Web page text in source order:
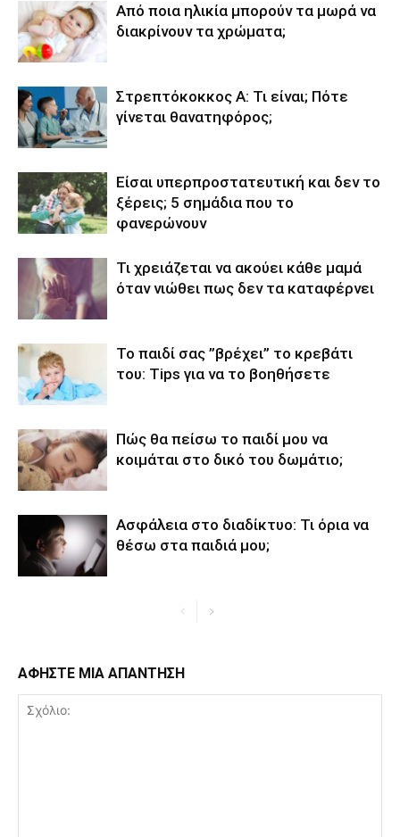
Από ποια ηλικία μπορούν τα μωρά να
διακρίνουν τα χρώματα;
Στρεπτόκοκκος Α: Τι είναι; Πότε
γίνεται θανατηφόρος;
Είσαι υπερπροστατευτική και δεν το
ξέρεις; 5 σημάδια που το
φανερώνουν
Τι χρειάζεται να ακούει κάθε μαμά
όταν νιώθει πως δεν τα καταφέρνει
Το παιδί σας ”βρέχει’’ το κρεβάτι
του: Tips για να το βοηθήσετε
Πώς θα πείσω το παιδί μου να
κοιμάται στο δικό του δωμάτιο;
Ασφάλεια στο διαδίκτυο: Τι όρια να
θέσω στα παιδιά μου;
ΑΦΗΣΤΕ ΜΙΑ ΑΠΑΝΤΗΣΗ